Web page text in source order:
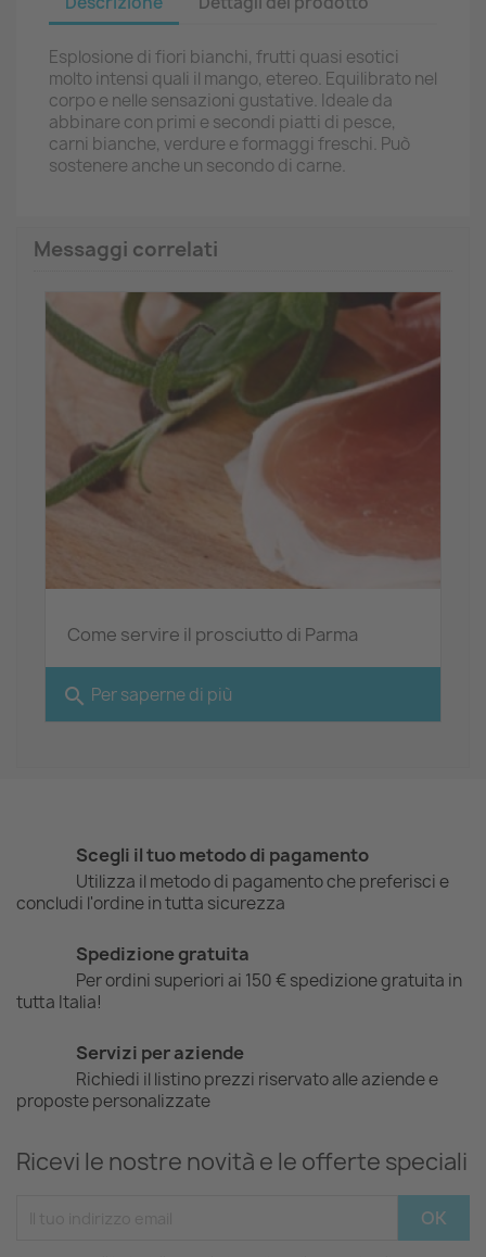
Esplosione di fiori bianchi, frutti quasi esotici
molto intensi quali il mango, etereo. Equilibrato nel
corpo e nelle sensazioni gustative. Ideale da
abbinare con primi e secondi piatti di pesce,
carni bianche, verdure e formaggi freschi. Può
sostenere anche un secondo di carne.
Messaggi correlati
Come servire il prosciutto di Parma
search Per saperne di più
Scegli il tuo metodo di pagamento
Utilizza il metodo di pagamento che preferisci e
concludi l'ordine in tutta sicurezza
Spedizione gratuita
Per ordini superiori ai 150 € spedizione gratuita in
tutta Italia!
Servizi per aziende
Richiedi il listino prezzi riservato alle aziende e
proposte personalizzate
Ricevi le nostre novità e le offerte speciali